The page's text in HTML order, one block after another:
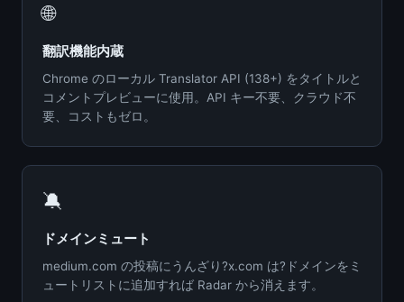
🌐
翻訳機能内蔵
Chrome のローカル Translator API (138+) をタイトルと
コメントプレビューに使用。API キー不要、クラウド不
要、コストもゼロ。
🔕
ドメインミュート
medium.com の投稿にうんざり?x.com は?ドメインをミ
ュートリストに追加すれば Radar から消えます。